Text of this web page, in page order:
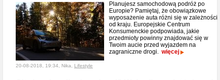
Planujesz samochodową podróż po
Europie? Pamiętaj, że obowiązkowe
wyposażenie auta różni się w zależności
od kraju. Europejskie Centrum
Konsumenckie podpowiada, jakie
przedmioty powinny znajdować się w
Twoim aucie przed wyjazdem na
zagraniczne drogi. więcej
20-08-2018, 19:34, Nika, Lifestyle